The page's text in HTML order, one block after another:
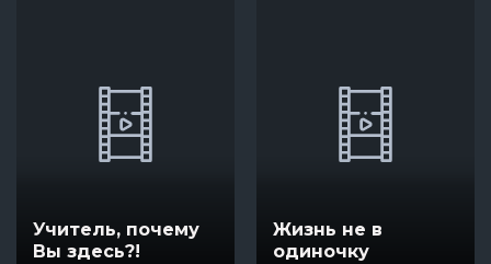
Учитель, почему
Вы здесь?!
Жизнь не в
одиночку